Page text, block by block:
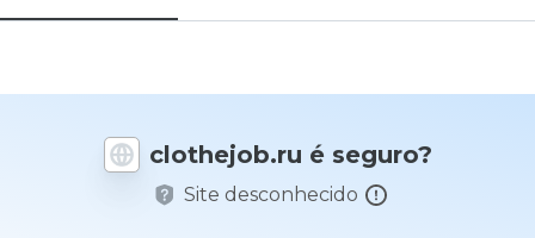
clothejob.ru é seguro?
Site desconhecido
que